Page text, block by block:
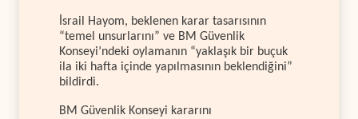
İsrail Hayom, beklenen karar tasarısının
“temel unsurlarını” ve BM Güvenlik
Konseyi’ndeki oylamanın “yaklaşık bir buçuk
ila iki hafta içinde yapılmasının beklendiğini”
bildirdi.
BM Güvenlik Konseyi kararını